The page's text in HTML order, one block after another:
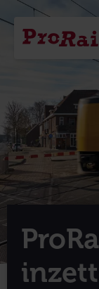
Homepage